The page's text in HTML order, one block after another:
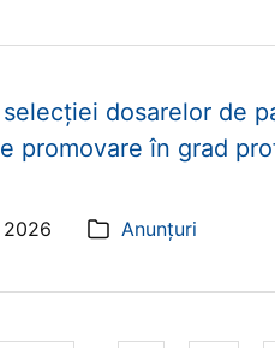
dosarelor de
promovare în grad
2026 Categorii
Anunțuri